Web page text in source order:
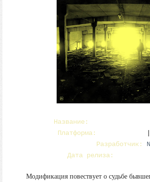
Название:
Платформа:
|
Разработчик:
Дата релиза:
Модификация повествует о судьбе